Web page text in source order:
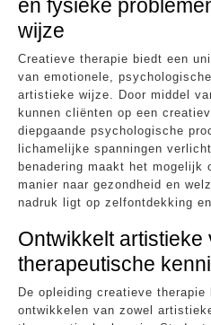
en fysieke
wijze
Creatieve therapie biedt een
van emotionele,
artistieke wijze. Door middel
kunnen cliënten op een
diepgaande psychologische
lichamelijke spanningen
benadering maakt het mogelijk
manier naar gezondheid en
nadruk ligt op zelfontdekking
Ontwikkelt
therapeutische
De opleiding creatieve
ontwikkelen van zowel